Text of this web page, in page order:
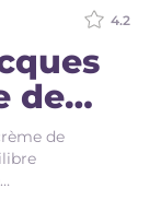
de
de
4.2